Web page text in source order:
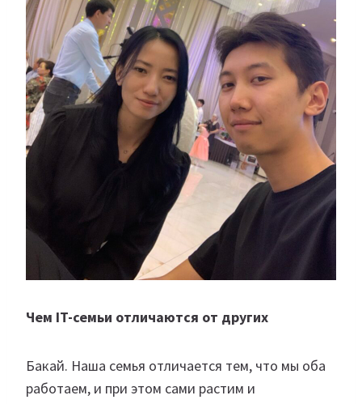
Чем IT-семьи отличаются от других
Бакай. Наша семья отличается тем, что мы оба
работаем, и при этом сами растим и